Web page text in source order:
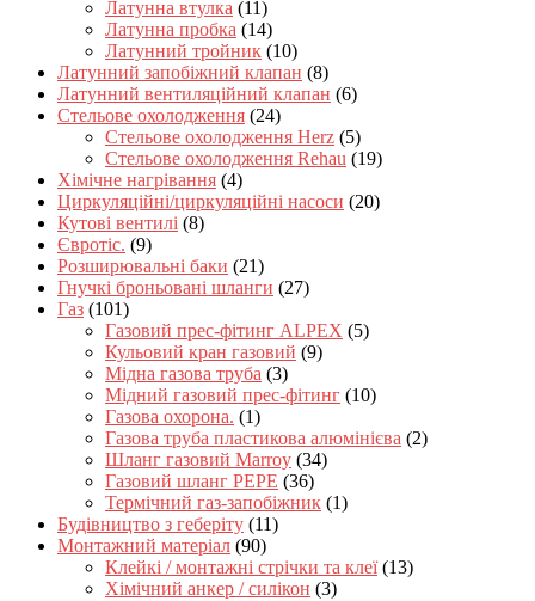
Латунна втулка (11)
Латунна пробка (14)
Латунний тройник (10)
Латунний запобіжний клапан (8)
Латунний вентиляційний клапан (6)
Стельове охолодження (24)
Стельове охолодження Herz (5)
Стельове охолодження Rehau (19)
Хімічне нагрівання (4)
Циркуляційні/циркуляційні насоси (20)
Кутові вентилі (8)
Євротіс. (9)
Розширювальні баки (21)
Гнучкі броньовані шланги (27)
Газ (101)
Газовий прес-фітинг ALPEX (5)
Кульовий кран газовий (9)
Мідна газова труба (3)
Мідний газовий прес-фітинг (10)
Газова охорона. (1)
Газова труба пластикова алюмінієва (2)
Шланг газовий Marroy (34)
Газовий шланг PEPE (36)
Термічний газ-запобіжник (1)
Будівництво з геберіту (11)
Монтажний матеріал (90)
Клейкі / монтажні стрічки та клеї (13)
Хімічний анкер / силікон (3)